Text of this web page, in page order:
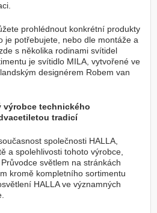
prohlédnout konkrétní produkty
je potřebujete, nebo dle montáže a
s několika rodinami svítidel
je svítidlo MILA, vytvořené ve
designérem Robem van
výrobce technického
tradicí
společnosti HALLA,
a spolehlivosti tohoto výrobce,
světlem na stránkách
kromě kompletního sortimentu
HALLA ve významných